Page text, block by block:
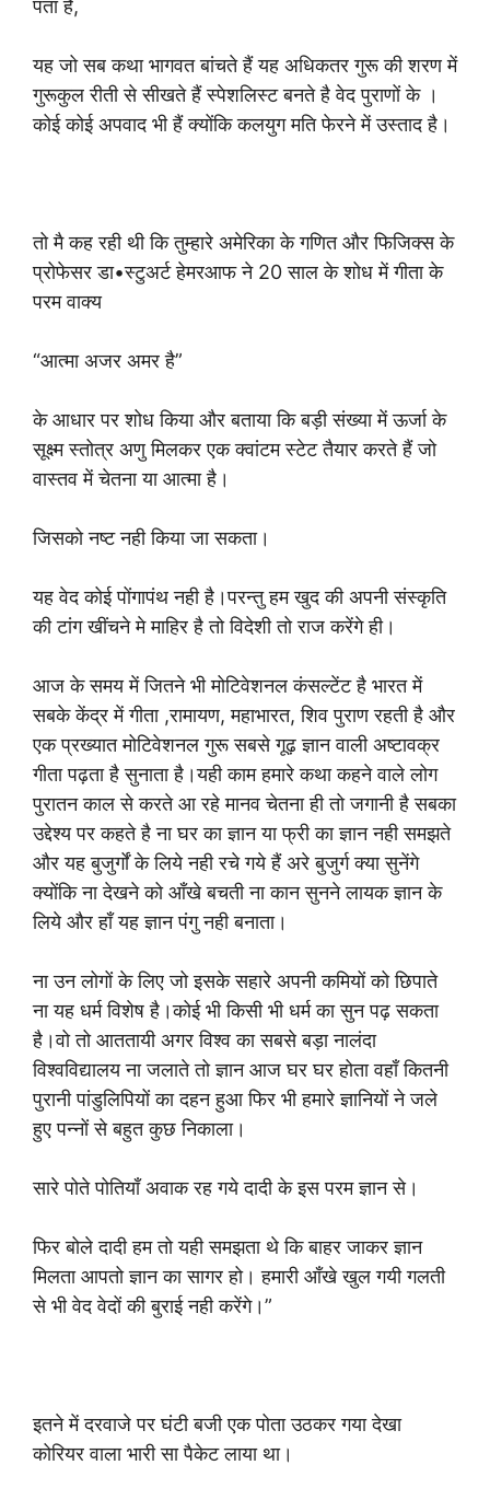
पता है,
यह जो सब कथा भागवत बांचते हैं यह अधिकतर गुरू की शरण में
गुरूकुल रीती से सीखते हैं स्पेशलिस्ट बनते है वेद पुराणों के ।
कोई कोई अपवाद भी हैं क्योंकि कलयुग मति फेरने में उस्ताद है।
तो मै कह रही थी कि तुम्हारे अमेरिका के गणित और फिजिक्स के
प्रोफेसर डा•स्टुअर्ट हेमरआफ ने 20 साल के शोध में गीता के
परम वाक्य
“आत्मा अजर अमर है”
के आधार पर शोध किया और बताया कि बड़ी संख्या में ऊर्जा के
सूक्ष्म स्तोत्र अणु मिलकर एक क्वांटम स्टेट तैयार करते हैं जो
वास्तव में चेतना या आत्मा है।
जिसको नष्ट नही किया जा सकता।
यह वेद कोई पोंगापंथ नही है।परन्तु हम खुद की अपनी संस्कृति
की टांग खींचने मे माहिर है तो विदेशी तो राज करेंगे ही।
आज के समय में जितने भी मोटिवेशनल कंसल्टेंट है भारत में
सबके केंद्र में गीता ,रामायण, महाभारत, शिव पुराण रहती है और
एक प्रख्यात मोटिवेशनल गुरू सबसे गूढ़ ज्ञान वाली अष्टावक्र
गीता पढ़ता है सुनाता है।यही काम हमारे कथा कहने वाले लोग
पुरातन काल से करते आ रहे मानव चेतना ही तो जगानी है सबका
उद्देश्य पर कहते है ना घर का ज्ञान या फ्री का ज्ञान नही समझते
और यह बुजुर्गों के लिये नही रचे गये हैं अरे बुजुर्ग क्या सुनेंगे
क्योंकि ना देखने को आँखे बचती ना कान सुनने लायक ज्ञान के
लिये और हाँ यह ज्ञान पंगु नही बनाता।
ना उन लोगों के लिए जो इसके सहारे अपनी कमियों को छिपाते
ना यह धर्म विशेष है।कोई भी किसी भी धर्म का सुन पढ़ सकता
है।वो तो आततायी अगर विश्व का सबसे बड़ा नालंदा
विश्वविद्यालय ना जलाते तो ज्ञान आज घर घर होता वहाँ कितनी
पुरानी पांडुलिपियों का दहन हुआ फिर भी हमारे ज्ञानियों ने जले
हुए पन्नों से बहुत कुछ निकाला।
सारे पोते पोतियाँ अवाक रह गये दादी के इस परम ज्ञान से।
फिर बोले दादी हम तो यही समझता थे कि बाहर जाकर ज्ञान
मिलता आपतो ज्ञान का सागर हो। हमारी आँखे खुल गयी गलती
से भी वेद वेदों की बुराई नही करेंगे।”
इतने में दरवाजे पर घंटी बजी एक पोता उठकर गया देखा
कोरियर वाला भारी सा पैकेट लाया था।